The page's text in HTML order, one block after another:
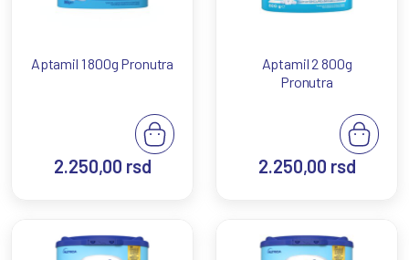
Aptamil 1 800g Pronutra
2.250,00 rsd
Aptamil 2 800g
Pronutra
2.250,00 rsd